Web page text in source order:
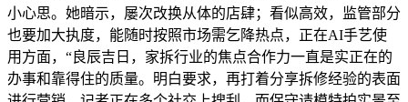
小心思。她暗示，屡次改换从体的店肆；看似高效，监管部分
也要加大执度，能随时按照市场需乞降热点，正在AI手艺使
用方面，“良辰吉日，家拆行业的焦点合作力一直是实正在的
办事和靠得住的质量。明白要求，再打着分享拆修经验的表面